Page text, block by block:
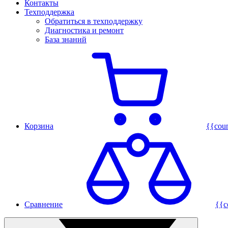
Контакты
Техподдержка
Обратиться в техподдержку
Диагностика и ремонт
База знаний
Корзина
Сравнение